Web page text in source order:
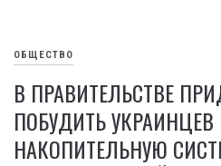
ОБЩЕСТВО
В ПРАВИТЕЛЬСТВЕ
ПОБУДИТЬ УКРАИНЦЕВ
НАКОПИТЕЛЬНУЮ